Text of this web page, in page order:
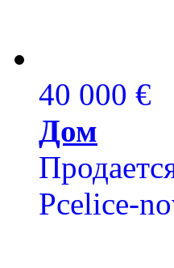
40 000 €
Дом
Pcelice-